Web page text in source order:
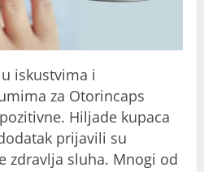
iskustvima i
za Otorincaps
Hiljade kupaca
prijavili su
zdravlja sluha. Mnogi od